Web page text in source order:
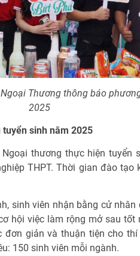
Thương thông báo
2025
sinh năm 2025
thương thực hiện tuyển
THPT. Thời gian đào tạo
sinh viên nhận bằng cử nhân
hội việc làm rộng mở sau tốt
đơn giản và thuận tiện cho
150 sinh viên mỗi ngành.